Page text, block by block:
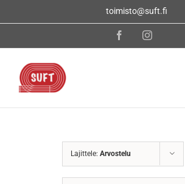
toimisto@suft.fi
FacebookInstagram
Lajittele: Arvostelu